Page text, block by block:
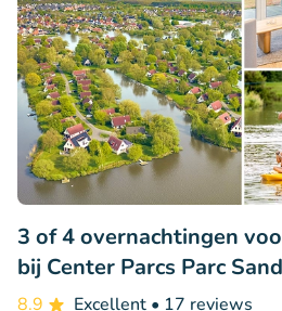
3 of 4 overnachtingen
bij Center Parcs Parc
8.9 Excellent • 17 reviews